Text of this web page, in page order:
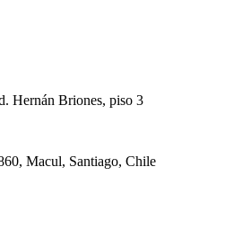
Hernán Briones, piso 3
Macul, Santiago, Chile